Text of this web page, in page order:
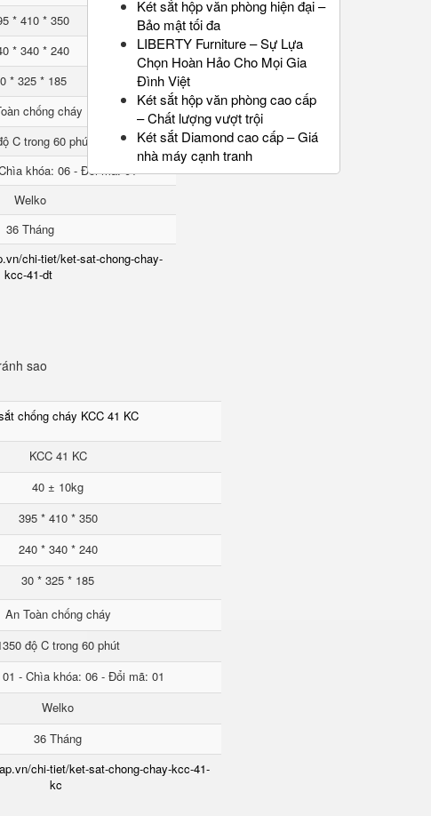
* 410 * 350
* 340 * 240
* 325 * 185
chống cháy
C trong 60 phút
khóa: 06 - Đổi mã: 01
Welko
36 Tháng
chi-tiet/ket-sat-chong-chay-
kcc-41-dt
sao
chống cháy KCC 41 KC
KCC 41 KC
40 ± 10kg
395 * 410 * 350
240 * 340 * 240
30 * 325 * 185
An Toàn chống cháy
độ C trong 60 phút
- Chìa khóa: 06 - Đổi mã: 01
Welko
36 Tháng
chi-tiet/ket-sat-chong-chay-kcc-41-
kc
Két sắt hộp văn phòng hiện đại –
Bảo mật tối đa
LIBERTY Furniture – Sự Lựa
Chọn Hoàn Hảo Cho Mọi Gia
Đình Việt
Két sắt hộp văn phòng cao cấp
– Chất lượng vượt trội
Két sắt Diamond cao cấp – Giá
nhà máy cạnh tranh